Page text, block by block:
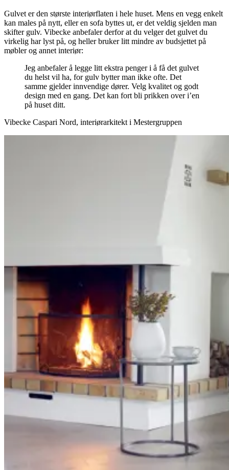
Gulvet er den største interiørflaten i hele huset. Mens en vegg enkelt
kan males på nytt, eller en sofa byttes ut, er det veldig sjelden man
skifter gulv. Vibecke anbefaler derfor at du velger det gulvet du
virkelig har lyst på, og heller bruker litt mindre av budsjettet på
møbler og annet interiør:
Jeg anbefaler å legge litt ekstra penger i å få det gulvet
du helst vil ha, for gulv bytter man ikke ofte. Det
samme gjelder innvendige dører. Velg kvalitet og godt
design med en gang. Det kan fort bli prikken over i’en
på huset ditt.
Vibecke Caspari Nord, interiørarkitekt i Mestergruppen